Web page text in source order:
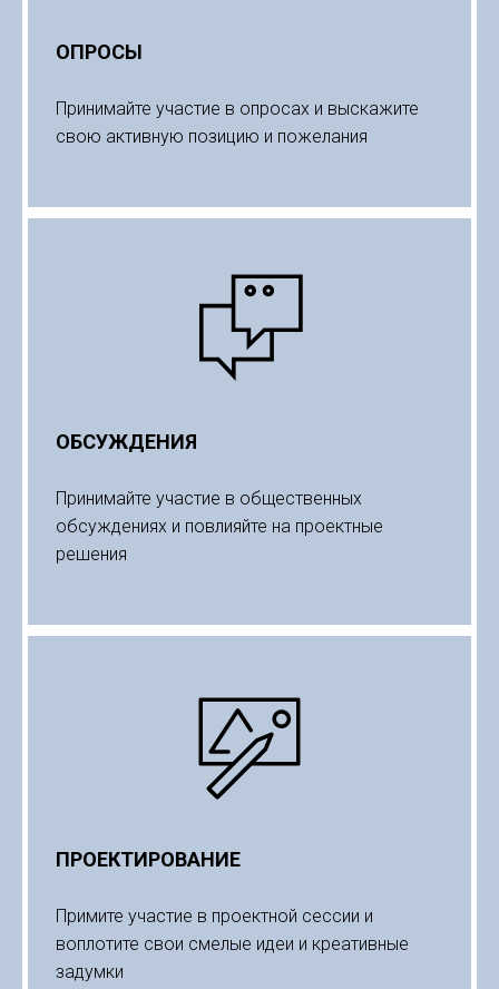
ОПРОСЫ
Принимайте участие в опросах и выскажите
свою активную позицию и пожелания
ОБСУЖДЕНИЯ
Принимайте участие в общественных
обсуждениях и повлияйте на проектные
решения
ПРОЕКТИРОВАНИЕ
Примите участие в проектной сессии и
воплотите свои смелые идеи и креативные
задумки